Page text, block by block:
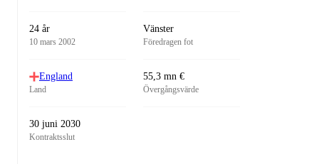
24 år
10 mars 2002
Vänster
Föredragen fot
England
Land
55,3 mn €
Övergångsvärde
30 juni 2030
Kontraktsslut